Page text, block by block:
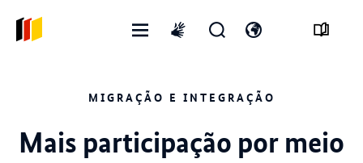
pesquisa
de
idioma
MIGRAÇÃO E INTEGRAÇÃO
Mais participação por meio